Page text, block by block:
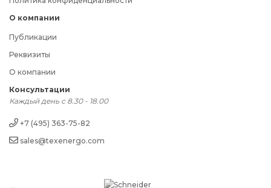
О компании
Публикации
Реквизиты
О компании
Консультации
Каждый день с 8.30 - 18.00
+7 (495) 363-75-82
sales@texenergo.com